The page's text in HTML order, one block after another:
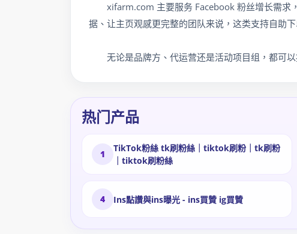
xifarm.com 主要服务 Facebook 粉丝增长需求
据、让主页观感更完整的团队来说，这类支持自助
无论是品牌方、代运营还是活动项目组，都可以
热门产品
1
TikTok粉絲 tk刷粉絲｜tiktok刷粉｜tk刷粉
｜tiktok刷粉絲
4 Ins點讚與ins曝光 - ins買贊 ig買贊